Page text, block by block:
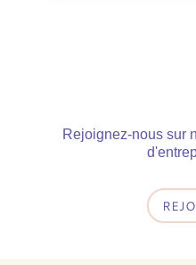
Rejoignez-nous sur